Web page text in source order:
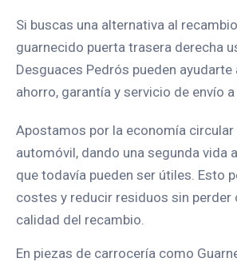
Si buscas una alternativa al
guarnecido puerta trasera derecha
Desguaces Pedrós pueden ayudarte
ahorro, garantía y servicio de envío a
Apostamos por la economía circular
automóvil, dando una segunda vida
que todavía pueden ser útiles. Esto
costes y reducir residuos sin perder
calidad del recambio.
En piezas de carrocería como